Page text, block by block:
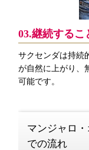
03.継続するこ
サクセンダは持続
が自然に上がり、
可能です。
マンジャロ
での流れ